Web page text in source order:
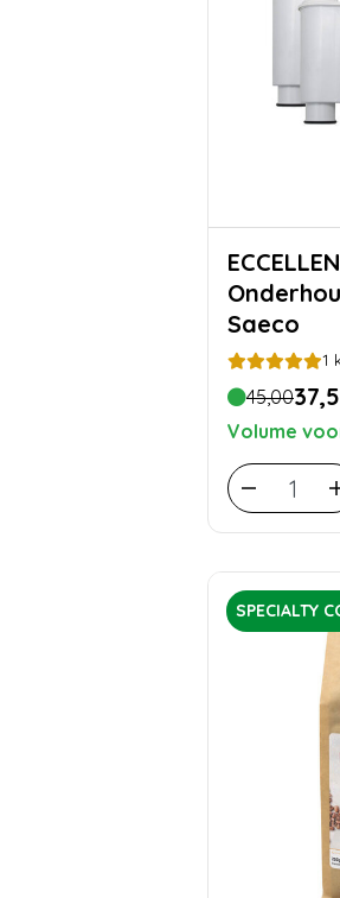
Saeco
1
45,00
Volume
SPECIALTY